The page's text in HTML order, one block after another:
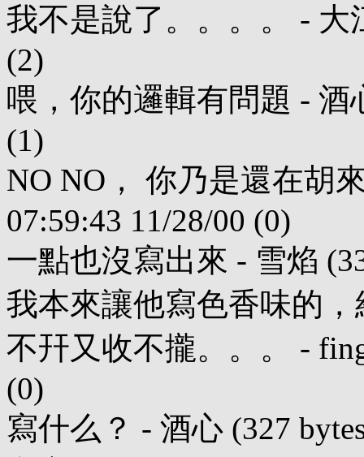
我不是說了。。。。 - 大
(2)
喂，你的邏輯有問題 - 酒
(1)
NO NO， 你乃是還在胡
07:59:43 11/28/00 (0)
一點也沒寫出來 - 雪焰
我本來讓他寫色香味的
不幵又收不攏。。。 -
(0)
寫什么？ - 酒心 (327